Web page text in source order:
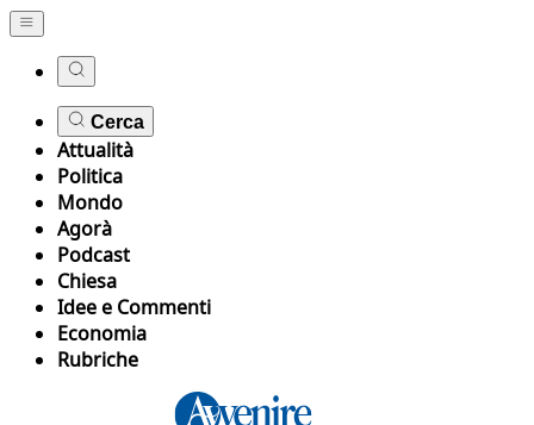
Cerca
Attualità
Politica
Mondo
Agorà
Podcast
Chiesa
Idee e Commenti
Economia
Rubriche